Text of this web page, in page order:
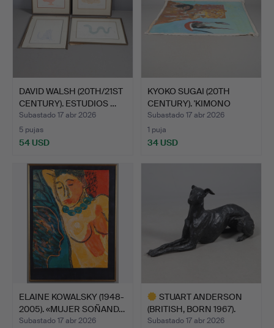
DAVID WALSH (20TH/21ST
CENTURY). ESTUDIOS …
Subastado 17 abr 2026
5 pujas
54 USD
KYOKO SUGAI (20TH
CENTURY). 'KIMONO
FEMENI…
Subastado 17 abr 2026
1 puja
34 USD
ELAINE KOWALSKY (1948-
2005). «MUJER SOÑAND…
Subastado 17 abr 2026
STUART ANDERSON
(BRITISH, BORN 1967).
ESCU…
Subastado 17 abr 2026